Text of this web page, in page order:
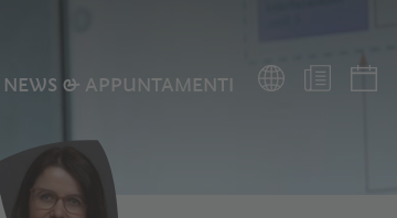
NEWS & APPUNTAMENTI